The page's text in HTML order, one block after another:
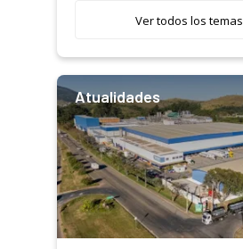
Ver todos los temas
Atualidades